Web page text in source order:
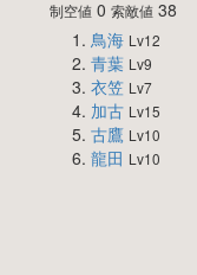
制空値0 索敵値38
鳥海 Lv12
青葉 Lv9
衣笠 Lv7
加古 Lv15
古鷹 Lv10
龍田 Lv10